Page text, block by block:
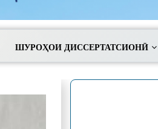
ШУРОҲОИ ДИССЕРТАТСИОНӢ